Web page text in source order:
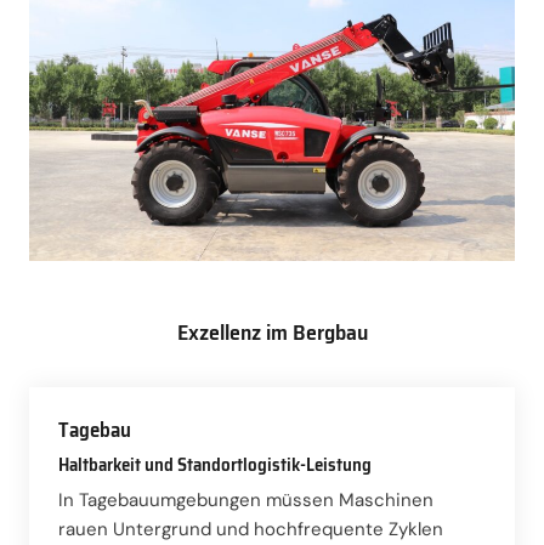
Exzellenz im Bergbau
Tagebau
Haltbarkeit und Standortlogistik-Leistung
In Tagebauumgebungen müssen Maschinen
rauen Untergrund und hochfrequente Zyklen